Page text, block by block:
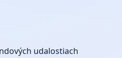
udalostiach